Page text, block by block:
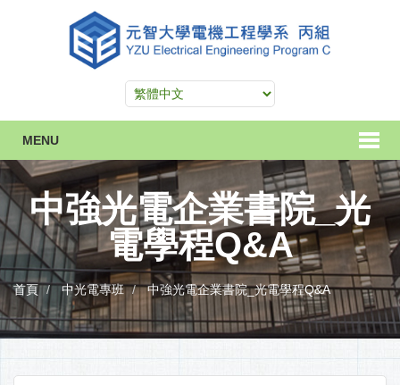
MENU
中強光電企業書院_光
電學程Q&A
首頁 中光電專班 中強光電企業書院_光電學程Q&A